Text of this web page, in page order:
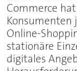
Commerce
Konsumenten
Online-
stationäre
digitales